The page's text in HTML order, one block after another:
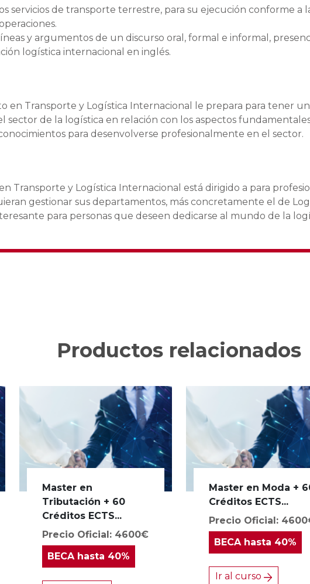
servicios de transporte terrestre, para su ejecución conforme a
y argumentos de un discurso oral, formal e informal,
logística internacional en inglés.
en Transporte y Logística Internacional le prepara para tener
sector de la logística en relación con los aspectos
para desenvolverse profesionalmente en el sector.
Transporte y Logística Internacional está dirigido a para
gestionar sus departamentos, más concretamente el de
para personas que deseen dedicarse al mundo de la
Productos relacionados
Master en
Tributación + 60
Créditos ECTS...
Precio Oficial: 4600€
BECAhasta 40%
Master en Moda +
Créditos ECTS...
Precio Oficial:
BECAhasta 40%
Ir al curso